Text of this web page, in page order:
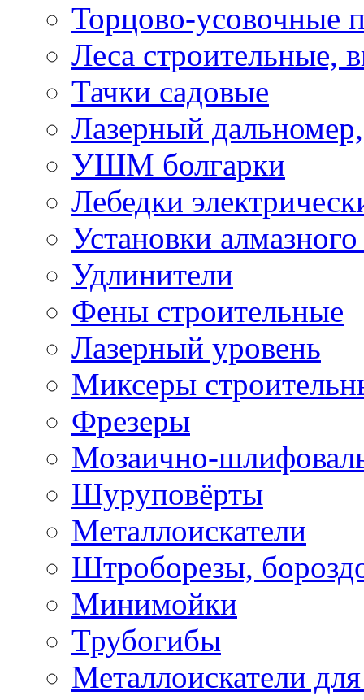
Торцово-усовочные
Леса строительные,
Тачки садовые
Лазерный дальномер,
УШМ болгарки
Лебедки
Установки
Удлинители
Фены строительные
Лазерный уровень
Миксеры
Фрезеры
Мозаично-
Шуруповёрты
Металлоискатели
Штроборезы,
Минимойки
Трубогибы
Металлоискатели